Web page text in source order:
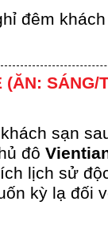
đêm
(ĂN: SÁNG/
sạn
đô
lịch sử
kỳ lạ đối